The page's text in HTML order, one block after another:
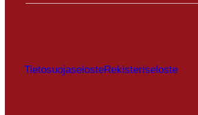
TietosuojaselosteRekisteriseloste